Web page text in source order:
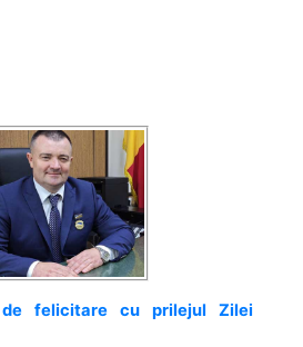
de felicitare cu prilejul Zilei